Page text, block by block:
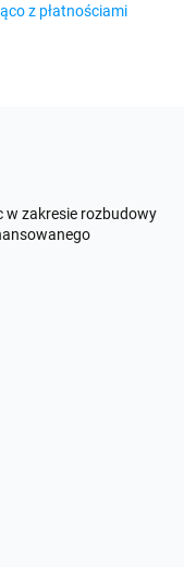
z płatnościami
w zakresie rozbudowy